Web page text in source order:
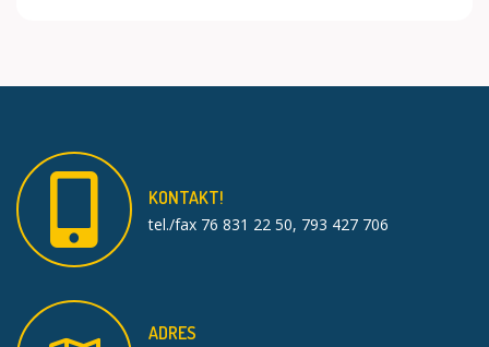
KONTAKT!
tel./fax 76 831 22 50, 793 427 706
ADRES